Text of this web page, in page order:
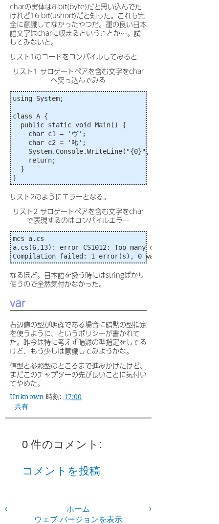
charの実体は8-bit(byte)だと思い込んでた
けれど16-bit(ushort)だと知った。これも完
全に意識してなかったやつだ。運の良い日本
語文字はcharに収まるということか…。試
してみないと。
リスト1のコードをコンパイルしてみると
リスト1 サロゲートペアを含む文字をchar
へ突っ込んでみる
using System;
class A {
  public static void Main() {
    char c1 = 'ヴ';
    char c2 = '𠮟';
    System.Console.WriteLine("{0}", c2);
    return;
  }
}
リスト2のようにエラーとなる。
リスト2 サロゲートペアを含む文字をchar
で表現するのはコンパイルエラー
mcs a.cs
a.cs(6,13): error CS1012: Too many characters in
なるほど。日本語を扱う時にはstringばかり
使うので全然気付かなかった。
var
右辺値の型が明確である場合に暗黙の型指定
を使うように、というポリシーが書かれて
た。昨今は特に考えず暗黙の型指定をしてる
けど、もう少しは意識してみようかな。
値型と参照型のところまで進みかけたけど、
まだこのチャプターの先が長いことに気付い
てやめた。
Unknown 時刻: 17:00
共有
0 件のコメント:
コメントを投稿
‹ ›
ホーム
ウェブ バージョンを表示